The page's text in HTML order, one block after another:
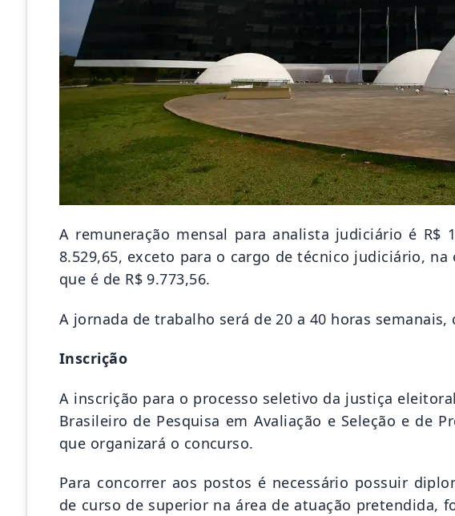
A remuneração mensal para analista judiciário é R$
8.529,65, exceto para o cargo de técnico judiciário,
que é de R$ 9.773,56.
A jornada de trabalho será de 20 a 40 horas
Inscrição
A inscrição para o processo seletivo da justiça
Brasileiro de Pesquisa em Avaliação e Seleção e de
que organizará o concurso.
Para concorrer aos postos é necessário possuir
de curso de superior na área de atuação pretendida,